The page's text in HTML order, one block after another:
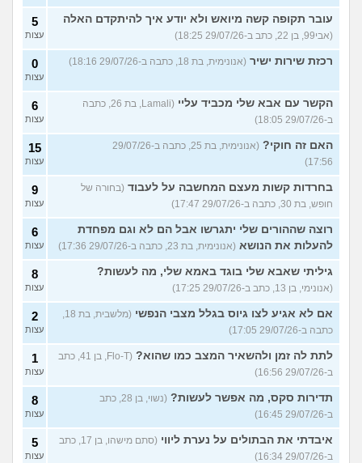
עובר תקופה קשה מיואש ולא יודע איך להיתקדם האלה
(אבי99, בן 22, כתב ב-29/07/26 18:25)
5
עצות
רכזת שירות ישיר (אנונימית, בת 18, כתבה ב-29/07/26 18:16) 0
עצות
הקשר עם אבא שלי מכביד עליי
(Lamali, בת 26, כתבה
ב-29/07/26 18:05)
6
עצות
האם זה חוקי?
(אנונימית, בת 25, כתבה ב-29/07/26
17:56)
15
עצות
בחרדות קשות מעצם המחשבה על לעבוד (בחורה של
חופש, בת 30, כתבה ב-29/07/26 17:47)
9
עצות
רוצה שההורים שלי יתגרשו אבל הם לא וגם מפחדת
להעלות את הנושא (אנונימית, בת 23, כתבה ב-29/07/26 17:36)
6
עצות
גיליתי שאבא שלי בוגד באמא שלי, מה לעשות?
(אנונימי, בן 13, כתב ב-29/07/26 17:25)
8
עצות
אם לא אגיע לצו גיוס בגלל מצבי הנפשי
(מלשבית, בת 18,
כתבה ב-29/07/26 17:05)
2
עצות
לתת לה זמן ולהשאיר המצב כמו שהוא?
(Flo-T, בן 41, כתב
ב-29/07/26 16:56)
1
עצות
תדירות סקס, מה אפשר לעשות?
(נשוי, בן 28, כתב
ב-29/07/26 16:45)
8
עצות
איבדתי את הבתולים על נערת ליווי
(סתם מישהו, בן 17, כתב
ב-29/07/26 16:34)
5
עצות